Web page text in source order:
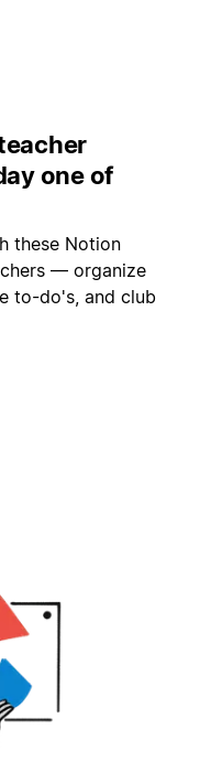
one of
these Notion
— organize
to-do's, and club